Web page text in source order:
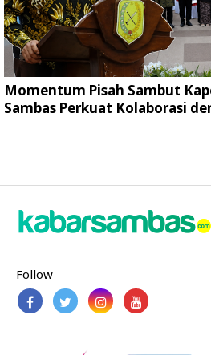
Momentum Pisah Sambut
Sambas Perkuat Kolaborasi
Follow